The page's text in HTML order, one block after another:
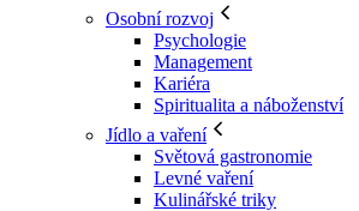
Osobní rozvoj
Psychologie
Management
Kariéra
Spiritualita a náboženství
Jídlo a vaření
Světová gastronomie
Levné vaření
Kulinářské triky